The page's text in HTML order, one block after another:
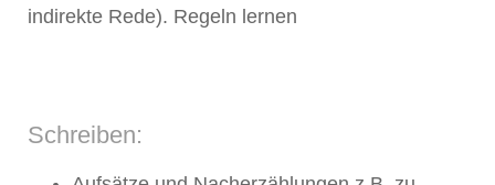
indirekte Rede). Regeln lernen
Schreiben: